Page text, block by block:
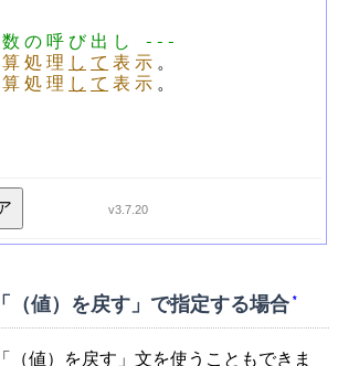
数 の 呼 び 出 し
---
算 処 理 し て 表 示 。
算 処 理 し て 表 示 。
v3.7.20
（値）を戻す」で指定する場合 *
（値）を戻す」文を使うこともできま